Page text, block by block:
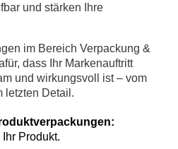
und stärken Ihre
im Bereich Verpackung &
dass Ihr Markenauftritt
und wirkungsvoll ist – vom
letzten Detail.
Produkt.